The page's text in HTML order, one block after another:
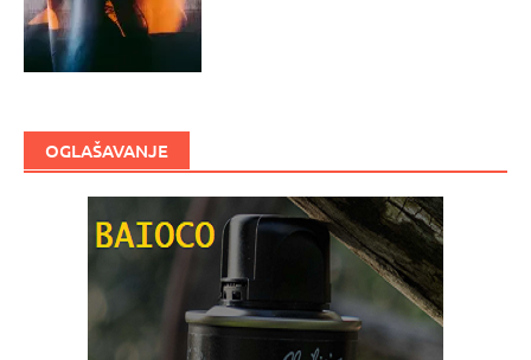
OGLAŠAVANJE